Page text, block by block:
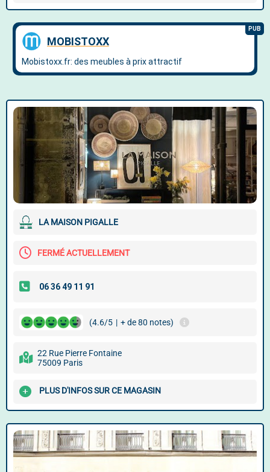
LA MAISON PIGALLE
FERMÉ ACTUELLEMENT
(4.6/5 | + de 80 notes)
22 Rue Pierre Fontaine
75009 Paris
PLUS D'INFOS SUR CE MAGASIN